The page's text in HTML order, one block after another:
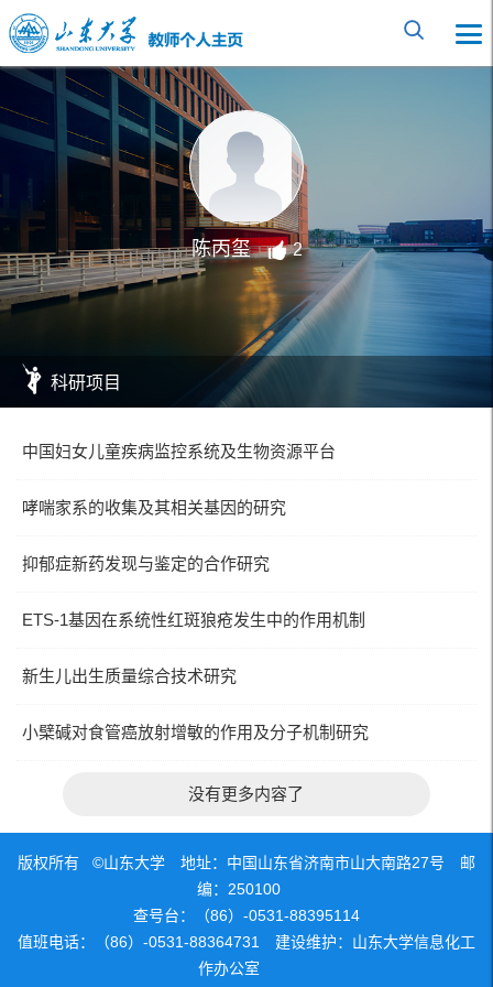
陈丙玺 2
科研项目
中国妇女儿童疾病监控系统及生物资源平台
哮喘家系的收集及其相关基因的研究
抑郁症新药发现与鉴定的合作研究
ETS-1基因在系统性红斑狼疮发生中的作用机制
新生儿出生质量综合技术研究
小檗碱对食管癌放射增敏的作用及分子机制研究
没有更多内容了
版权所有 ©山东大学 地址：中国山东省济南市山大南路27号 邮
编：250100
查号台：（86）-0531-88395114
值班电话：（86）-0531-88364731 建设维护：山东大学信息化工
作办公室